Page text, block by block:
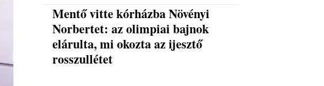
Mentő vitte kórházba Növényi
Norbertet: az olimpiai bajnok
elárulta, mi okozta az ijesztő
rosszullétet